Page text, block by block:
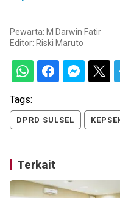
Pewarta: M Darwin Fatir
Editor: Riski Maruto
Tags:
DPRD SULSEL
Terkait